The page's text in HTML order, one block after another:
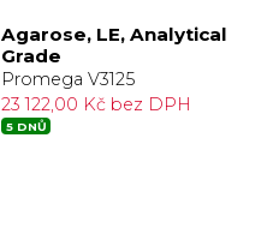
Agarose, LE, Analytical
Grade
Promega V3125
23 122,00 Kč bez DPH
5 DNŮ